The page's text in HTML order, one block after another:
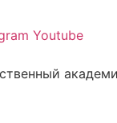
Youtube